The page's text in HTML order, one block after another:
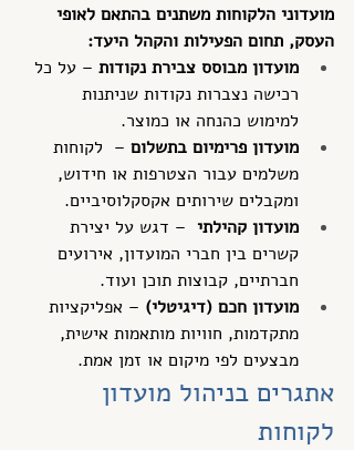
מועדוני הלקוחות משתנים בהתאם לאופי
העסק, תחום הפעילות והקהל היעד:
מועדון מבוסס צבירת נקודות – על כל
רכישה נצברות נקודות שניתנות
למימוש כהנחה או כמוצר.
מועדון פרימיום בתשלום –  לקוחות
משלמים עבור הצטרפות או חידוש,
ומקבלים שירותים אקסקלוסיביים.
מועדון קהילתי – דגש על יצירת
קשרים בין חברי המועדון, אירועים
חברתיים, קבוצות תוכן ועוד.
מועדון חכם (דיגיטלי) – אפליקציות
מתקדמות, חוויות מותאמות אישית,
מבצעים לפי מיקום או זמן אמת.
אתגרים בניהול מועדון
לקוחות